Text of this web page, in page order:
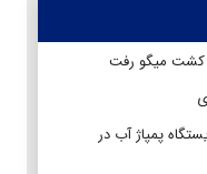
پمپاژ آب در